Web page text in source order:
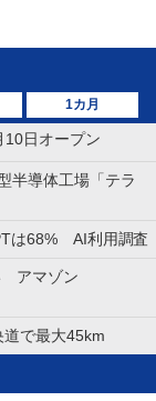
1カ月
10日オープン
半導体工場「テラ
は68% AI利用調査
アマゾン
で最大45km